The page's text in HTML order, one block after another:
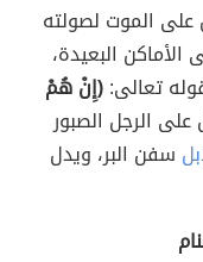
على الموت لصولته
البعيدة،
تعالى:(إِنْ هُمْ
على الرجل الصبور
سفن البر، ويدل